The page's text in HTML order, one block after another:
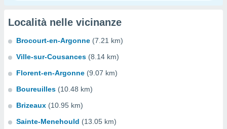
Località nelle vicinanze
Brocourt-en-Argonne (7.21 km)
Ville-sur-Cousances (8.14 km)
Florent-en-Argonne (9.07 km)
Boureuilles (10.48 km)
Brizeaux (10.95 km)
Sainte-Menehould (13.05 km)